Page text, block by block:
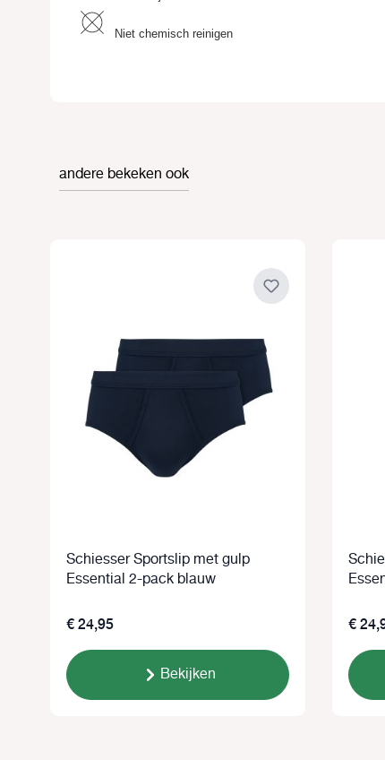
Niet chemisch reinigen
andere bekeken ook
Schiesser Sportslip met gulp
Essential 2-pack blauw
€ 24,95
Bekijken
€